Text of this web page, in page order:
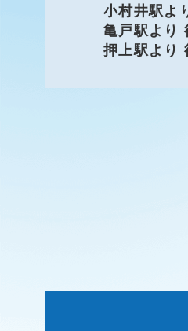
小村井駅よ
亀戸駅より
押上駅より